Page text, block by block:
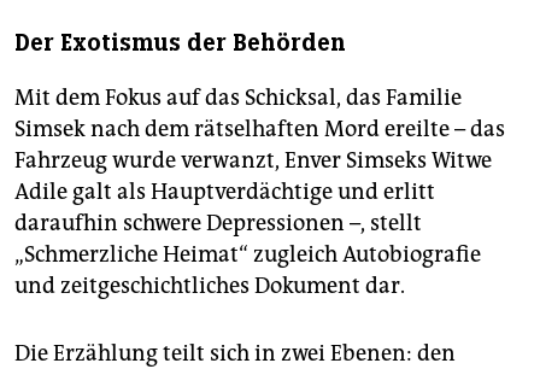
Der Exotismus der Behörden
Mit dem Fokus auf das Schicksal, das Familie
Simsek nach dem rätselhaften Mord ereilte – das
Fahrzeug wurde verwanzt, Enver Simseks Witwe
Adile galt als Hauptverdächtige und erlitt
daraufhin schwere Depressionen –, stellt
„Schmerzliche Heimat“ zugleich Autobiografie
und zeitgeschichtliches Dokument dar.
Die Erzählung teilt sich in zwei Ebenen: den